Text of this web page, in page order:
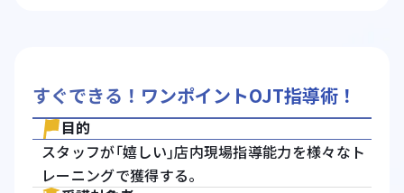
すぐできる！ワンポイントOJT指導術！
目的
スタッフが｢嬉しい｣店内現場指導能力を様々なト
レーニングで獲得する。